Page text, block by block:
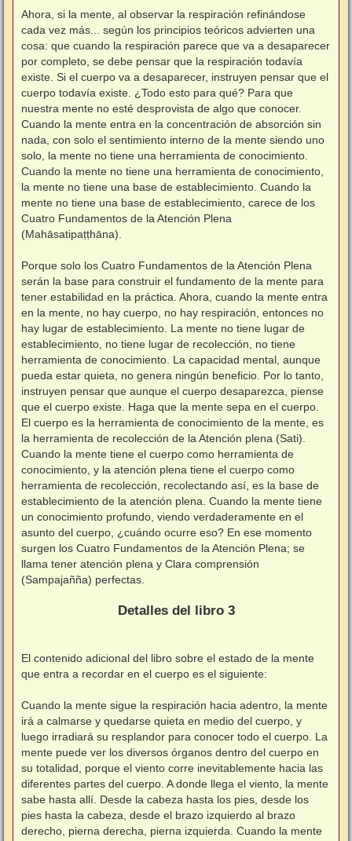
Ahora, si la mente, al observar la respiración refinándose
cada vez más... según los principios teóricos advierten una
cosa: que cuando la respiración parece que va a desaparecer
por completo, se debe pensar que la respiración todavía
existe. Si el cuerpo va a desaparecer, instruyen pensar que el
cuerpo todavía existe. ¿Todo esto para qué? Para que
nuestra mente no esté desprovista de algo que conocer.
Cuando la mente entra en la concentración de absorción sin
nada, con solo el sentimiento interno de la mente siendo uno
solo, la mente no tiene una herramienta de conocimiento.
Cuando la mente no tiene una herramienta de conocimiento,
la mente no tiene una base de establecimiento. Cuando la
mente no tiene una base de establecimiento, carece de los
Cuatro Fundamentos de la Atención Plena
(Mahāsatipaṭṭhāna).
Porque solo los Cuatro Fundamentos de la Atención Plena
serán la base para construir el fundamento de la mente para
tener estabilidad en la práctica. Ahora, cuando la mente entra
en la mente, no hay cuerpo, no hay respiración, entonces no
hay lugar de establecimiento. La mente no tiene lugar de
establecimiento, no tiene lugar de recolección, no tiene
herramienta de conocimiento. La capacidad mental, aunque
pueda estar quieta, no genera ningún beneficio. Por lo tanto,
instruyen pensar que aunque el cuerpo desaparezca, piense
que el cuerpo existe. Haga que la mente sepa en el cuerpo.
El cuerpo es la herramienta de conocimiento de la mente, es
la herramienta de recolección de la Atención plena (Sati).
Cuando la mente tiene el cuerpo como herramienta de
conocimiento, y la atención plena tiene el cuerpo como
herramienta de recolección, recolectando así, es la base de
establecimiento de la atención plena. Cuando la mente tiene
un conocimiento profundo, viendo verdaderamente en el
asunto del cuerpo, ¿cuándo ocurre eso? En ese momento
surgen los Cuatro Fundamentos de la Atención Plena; se
llama tener atención plena y Clara comprensión
(Sampajañña) perfectas.
Detalles del libro 3
El contenido adicional del libro sobre el estado de la mente
que entra a recordar en el cuerpo es el siguiente:
Cuando la mente sigue la respiración hacia adentro, la mente
irá a calmarse y quedarse quieta en medio del cuerpo, y
luego irradiará su resplandor para conocer todo el cuerpo. La
mente puede ver los diversos órganos dentro del cuerpo en
su totalidad, porque el viento corre inevitablemente hacia las
diferentes partes del cuerpo. A donde llega el viento, la mente
sabe hasta allí. Desde la cabeza hasta los pies, desde los
pies hasta la cabeza, desde el brazo izquierdo al brazo
derecho, pierna derecha, pierna izquierda. Cuando la mente